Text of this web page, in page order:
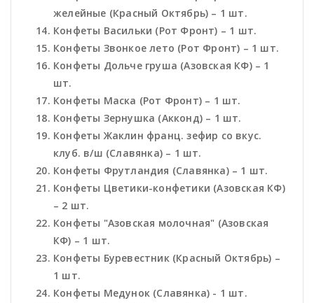
желейные (Красный Октябрь) – 1 шт.
Конфеты Васильки (Рот Фронт) – 1 шт.
Конфеты Звонкое лето (Рот Фронт) – 1 шт.
Конфеты Дольче груша (Азовская КФ) – 1
шт.
Конфеты Маска (Рот Фронт) – 1 шт.
Конфеты Зернушка (Акконд) – 1 шт.
Конфеты Жаклин франц. зефир со вкус.
клуб. в/ш (Славянка) – 1 шт.
Конфеты Фрутландия (Славянка) – 1 шт.
Конфеты Цветики-конфетики (Азовская КФ)
– 2 шт.
Конфеты "Азовская молочная" (Азовская
КФ) – 1 шт.
Конфеты Буревестник (Красный Октябрь) –
1 шт.
Конфеты Медунок (Славянка) - 1 шт.